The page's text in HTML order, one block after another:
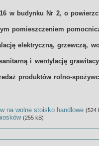
w budynku Nr 2, o
pomieszczeniem
elektryczną, grzewczą,
i wentylację
produktów rolno-
na wolne stoisko handlowe (524
(255 kB)